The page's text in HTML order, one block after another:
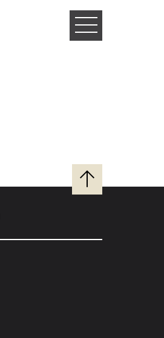
TOGGLE
Back
to